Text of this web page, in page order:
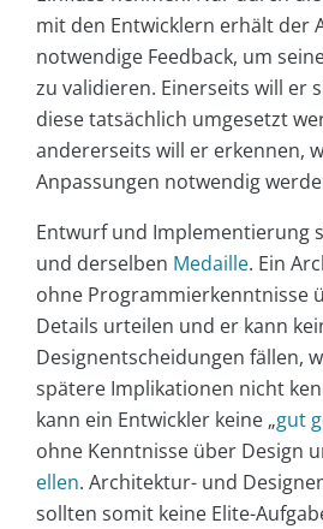
mit den Entwicklern erhält der
notwendige Feedback, um
zu validieren. Einerseits will er
diese tatsächlich umgesetzt
andererseits will er erkennen,
Anpassungen notwendig
Entwurf und Implementierung
und derselben Medaille. Ein
ohne Programmierkenntnisse
Details urteilen und er kann
Designentscheidungen fällen,
spätere Implikationen nicht
kann ein Entwickler keine „gut
ohne Kenntnisse über Design
ellen. Architektur- und
sollten somit keine Elite-